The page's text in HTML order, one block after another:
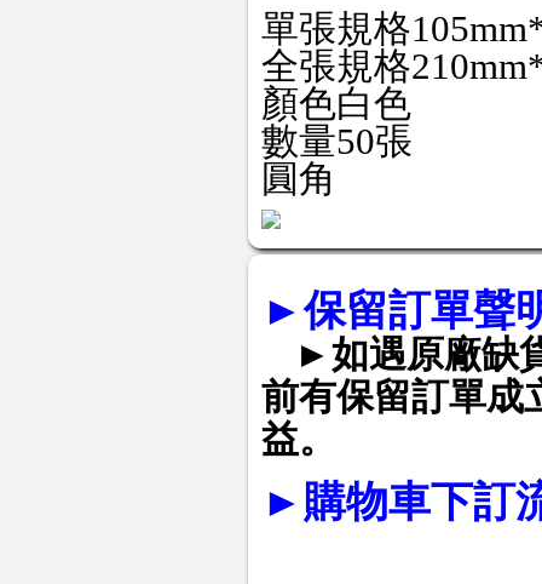
單張規格
全張規格
顏色白色
數量50張
圓角
►保留訂單聲
►如遇原廠缺
前有保留訂單成
益。
► 購物車下訂